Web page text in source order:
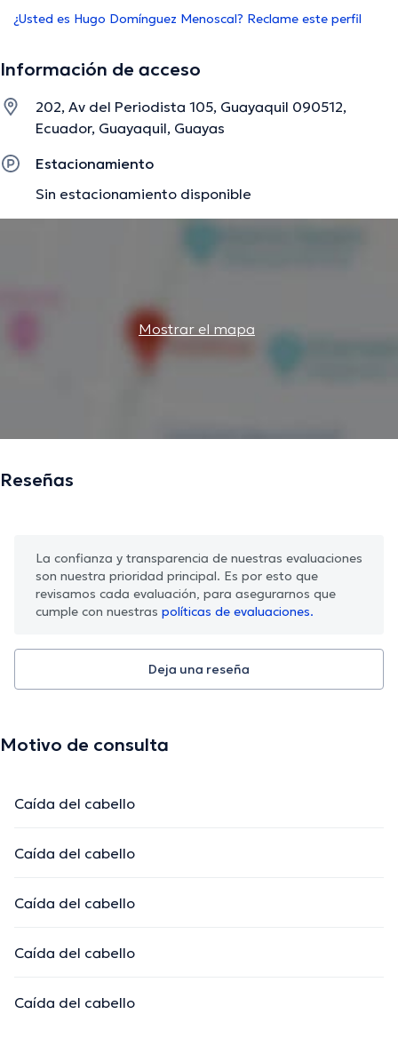
¿Usted es Hugo Domínguez Menoscal? Reclame este perfil
Información de acceso
202, Av del Periodista 105, Guayaquil 090512,
Ecuador, Guayaquil, Guayas
Estacionamiento
Sin estacionamiento disponible
Mostrar el mapa
Reseñas
La confianza y transparencia de nuestras evaluaciones
son nuestra prioridad principal. Es por esto que
revisamos cada evaluación, para asegurarnos que
cumple con nuestras políticas de evaluaciones.
Deja una reseña
Motivo de consulta
Caída del cabello
Caída del cabello
Caída del cabello
Caída del cabello
Caída del cabello